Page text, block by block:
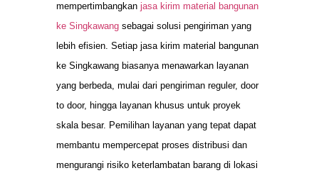
mempertimbangkan jasa kirim material bangunan
ke Singkawang sebagai solusi pengiriman yang
lebih efisien. Setiap jasa kirim material bangunan
ke Singkawang biasanya menawarkan layanan
yang berbeda, mulai dari pengiriman reguler, door
to door, hingga layanan khusus untuk proyek
skala besar. Pemilihan layanan yang tepat dapat
membantu mempercepat proses distribusi dan
mengurangi risiko keterlambatan barang di lokasi